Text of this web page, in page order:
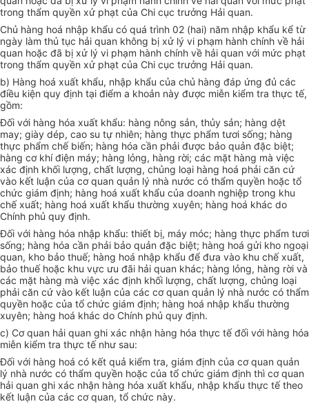
trong thẩm quyền xử phạt của Chi cục trưởng Hải quan.
Chủ hàng hoá nhập khẩu có quá trình 02 (hai) năm nhập khẩu kể từ
ngày làm thủ tục hải quan không bị xử lý vi phạm hành chính về hải
quan hoặc đã bị xử lý vi phạm hành chính về hải quan với mức phạt
trong thẩm quyền xử phạt của Chi cục trưởng Hải quan.
b) Hàng hoá xuất khẩu, nhập khẩu của chủ hàng đáp ứng đủ các
điều kiện quy định tại điểm a khoản này được miễn kiểm tra thực tế,
gồm:
Đối với hàng hóa xuất khẩu: hàng nông sản, thủy sản; hàng dệt
may; giày dép, cao su tự nhiên; hàng thực phẩm tươi sống; hàng
thực phẩm chế biến; hàng hóa cần phải được bảo quản đặc biệt;
hàng cơ khí điện máy; hàng lỏng, hàng rời; các mặt hàng mà việc
xác định khối lượng, chất lượng, chủng loại hàng hoá phải căn cứ
vào kết luận của cơ quan quản lý nhà nước có thẩm quyền hoặc tổ
chức giám định; hàng hoá xuất khẩu của doanh nghiệp trong khu
chế xuất; hàng hoá xuất khẩu thường xuyên; hàng hoá khác do
Chính phủ quy định.
Đối với hàng hóa nhập khẩu: thiết bị, máy móc; hàng thực phẩm tươi
sống; hàng hóa cần phải bảo quản đặc biệt; hàng hoá gửi kho ngoại
quan, kho bảo thuế; hàng hoá nhập khẩu để đưa vào khu chế xuất,
bảo thuế hoặc khu vực ưu đãi hải quan khác; hàng lỏng, hàng rời và
các mặt hàng mà việc xác định khối lượng, chất lượng, chủng loại
phải căn cứ vào kết luận của các cơ quan quản lý nhà nước có thẩm
quyền hoặc của tổ chức giám định; hàng hoá nhập khẩu thường
xuyên; hàng hoá khác do Chính phủ quy định.
c) Cơ quan hải quan ghi xác nhận hàng hóa thực tế đối với hàng hóa
miễn kiểm tra thực tế như sau:
Đối với hàng hoá có kết quả kiểm tra, giám định của cơ quan quản
lý nhà nước có thẩm quyền hoặc của tổ chức giám định thì cơ quan
hải quan ghi xác nhận hàng hóa xuất khẩu, nhập khẩu thực tế theo
kết luận của các cơ quan, tổ chức này.